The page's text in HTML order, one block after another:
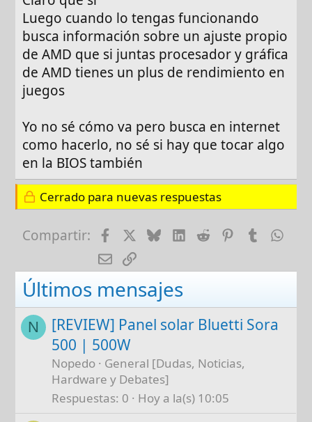
Luego cuando lo tengas funcionando
busca información sobre un ajuste propio
de AMD que si juntas procesador y gráfica
de AMD tienes un plus de rendimiento en
juegos
Yo no sé cómo va pero busca en internet
como hacerlo, no sé si hay que tocar algo
en la BIOS también
Cerrado para nuevas respuestas
Compartir: FacebookBlueskyLinkedIn
RedditPinterest
Tumblr
E-mailEnlace
Últimos mensajes
N
[REVIEW] Panel solar Bluetti Sora
500 | 500W
Nopedo
General [Dudas, Noticias,
Hardware y Debates]
Respuestas 0 Hoy a la(s) 10:05